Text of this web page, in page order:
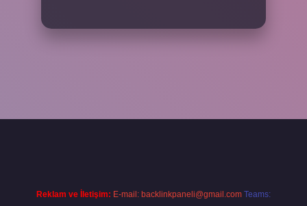
Reklam ve İletişim: E-mail: backlinkpaneli@gmail.com Teams: